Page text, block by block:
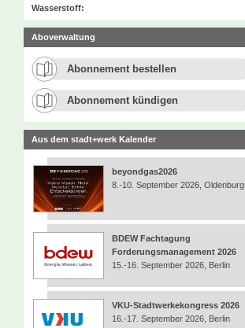
Wasserstoff:
Aboverwaltung
Abonnement bestellen
Abonnement kündigen
Aus dem stadt+werk Kalender
beyondgas2026
8.-10. September 2026, Oldenburg
BDEW Fachtagung
Forderungsmanagement 2026
15.-16. September 2026, Berlin
VKU-Stadtwerkekongress 2026
16.-17. September 2026, Berlin